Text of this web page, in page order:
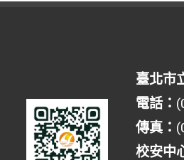
臺北市
電話：
傳真：
校安中